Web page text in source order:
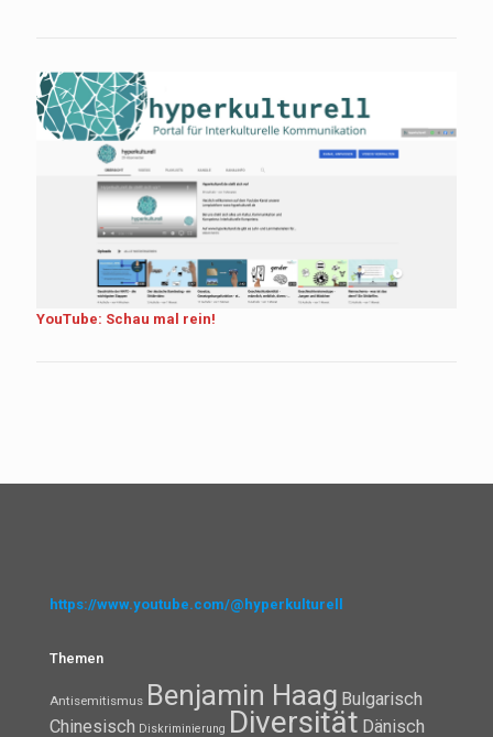
YouTube: Schau mal rein!
https://www.youtube.com/@hyperkulturell
Themen
Antisemitismus Benjamin Haag Bulgarisch
Chinesisch Diskriminierung Diversität Dänisch